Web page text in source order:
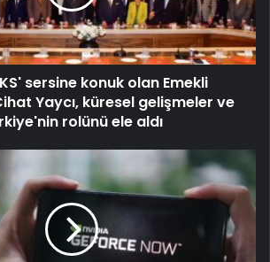
sersine konuk olan Emekli
Yaycı, küresel gelişmeler ve
rolünü ele aldı